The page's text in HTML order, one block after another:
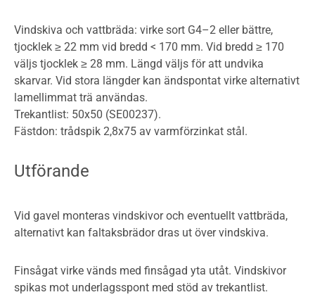
Vindskiva och vattbräda: virke sort G4–2 eller bättre,
tjocklek ≥ 22 mm vid bredd < 170 mm. Vid bredd ≥ 170
väljs tjocklek ≥ 28 mm. Längd väljs för att undvika
skarvar. Vid stora längder kan ändspontat virke alternativt
lamellimmat trä användas.
Trekantlist: 50x50 (SE00237).
Fästdon: trådspik 2,8x75 av varmförzinkat stål.
Utförande
Vid gavel monteras vindskivor och eventuellt vattbräda,
alternativt kan faltaksbrädor dras ut över vindskiva.
Finsågat virke vänds med finsågad yta utåt. Vindskivor
spikas mot underlagsspont med stöd av trekantlist.